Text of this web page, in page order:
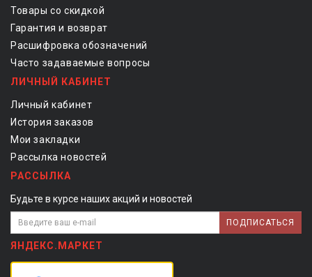
Товары со скидкой
Гарантия и возврат
Расшифровка обозначений
Часто задаваемые вопросы
ЛИЧНЫЙ КАБИНЕТ
Личный кабинет
История заказов
Мои закладки
Рассылка новостей
РАССЫЛКА
Будьте в курсе наших акций и новостей
ПОДПИСАТЬСЯ
ЯНДЕКС.МАРКЕТ